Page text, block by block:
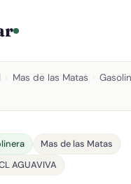
Mas de las Matas
Mas de las Matas
AGUAVIVA